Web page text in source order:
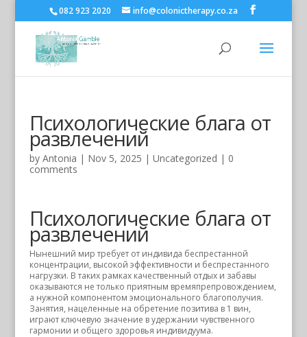
082 923 2020 info@colonictherapy.co.za
Психологические блага от
развлечений
by Antonia | Nov 5, 2025 | Uncategorized | 0
comments
Психологические блага от
развлечений
Нынешний мир требует от индивида беспрестанной
концентрации, высокой эффективности и беспрестанного
нагрузки. В таких рамках качественный отдых и забавы
оказываются не только приятным времяпрепровождением,
а нужной компонентом эмоционального благополучия.
Занятия, нацеленные на обретение позитива в 1 вин,
играют ключевую значение в удержании чувственного
гармонии и общего здоровья индивидуума.